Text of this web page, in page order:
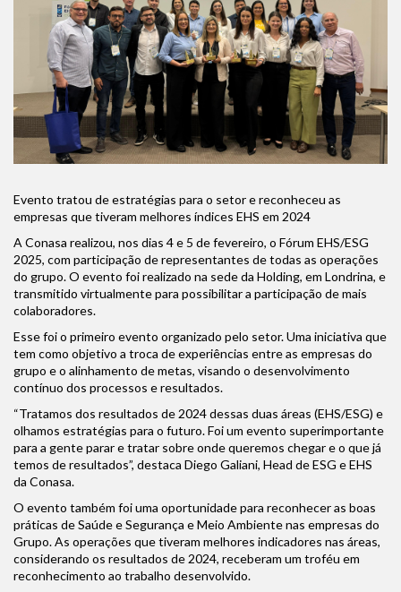
Evento tratou de estratégias para o setor e reconheceu as
empresas que tiveram melhores índices EHS em 2024
A Conasa realizou, nos dias 4 e 5 de fevereiro, o Fórum EHS/ESG
2025, com participação de representantes de todas as operações
do grupo. O evento foi realizado na sede da Holding, em Londrina, e
transmitido virtualmente para possibilitar a participação de mais
colaboradores.
Esse foi o primeiro evento organizado pelo setor. Uma iniciativa que
tem como objetivo a troca de experiências entre as empresas do
grupo e o alinhamento de metas, visando o desenvolvimento
contínuo dos processos e resultados.
“Tratamos dos resultados de 2024 dessas duas áreas (EHS/ESG) e
olhamos estratégias para o futuro. Foi um evento superimportante
para a gente parar e tratar sobre onde queremos chegar e o que já
temos de resultados”, destaca Diego Galiani, Head de ESG e EHS
da Conasa.
O evento também foi uma oportunidade para reconhecer as boas
práticas de Saúde e Segurança e Meio Ambiente nas empresas do
Grupo. As operações que tiveram melhores indicadores nas áreas,
considerando os resultados de 2024, receberam um troféu em
reconhecimento ao trabalho desenvolvido.